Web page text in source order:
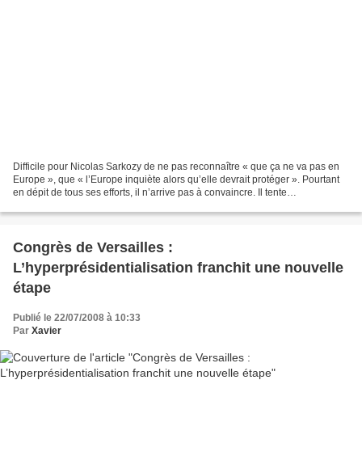
Difficile pour Nicolas Sarkozy de ne pas reconnaître « que ça ne va pas en
Europe », que « l’Europe inquiète alors qu’elle devrait protéger ». Pourtant
en dépit de tous ses efforts, il n’arrive pas à convaincre. Il tente
Congrès de Versailles :
L’hyperprésidentialisation franchit une nouvelle
étape
Publié le 22/07/2008 à 10:33
Par Xavier